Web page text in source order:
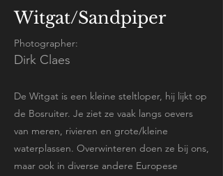
Witgat/Sandpiper
Photographer:
Dirk Claes
De Witgat is een kleine steltloper, hij lijkt op
de Bosruiter. Je ziet ze vaak langs oevers
van meren, rivieren en grote/kleine
waterplassen. Overwinteren doen ze bij ons,
maar ook in diverse andere Europese